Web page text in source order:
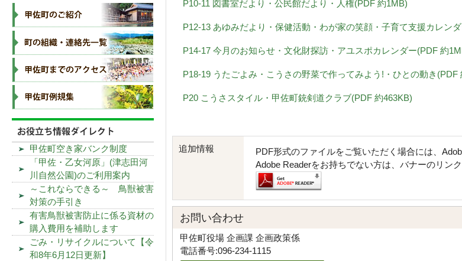
P10-11 図書室だより・公民館だより・人権(PDF 約1MB)
P12-13 あゆみだより・保健活動・わが家の笑顔・子育て支援カレン
P14-17 今月のお知らせ・文化財探訪・アユスポカレンダー(PDF 約
P18-19 うたごよみ・こうさの野菜で作ってみよう!・ひとの動き(PDF
P20 こうさスタイル・甲佐町銃剣道クラブ(PDF 約463KB)
追加情報
PDF形式のファイルをご覧いただく場合には、
Adobe Readerをお持ちでない方は、バナーのリン
お問い合わせ
甲佐町役場 企画課 企画政策係
電話番号:096-234-1115
甲佐町空き家バンク制度
「甲佐・乙女河原」(津志田河
川自然公園)のご利用案内
～これならできる～ 鳥獣被害
対策の手引き
有害鳥獣被害防止に係る資材の
購入費用を補助します
ごみ・リサイクルについて【令
和8年6月12日更新】